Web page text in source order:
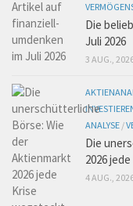
Die
Juli 2026
3 AUG.,
ANALYSE /
Die
2026
4 AUG.,